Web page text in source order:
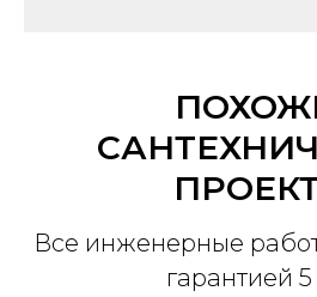
Все инженерные
гарантией 5